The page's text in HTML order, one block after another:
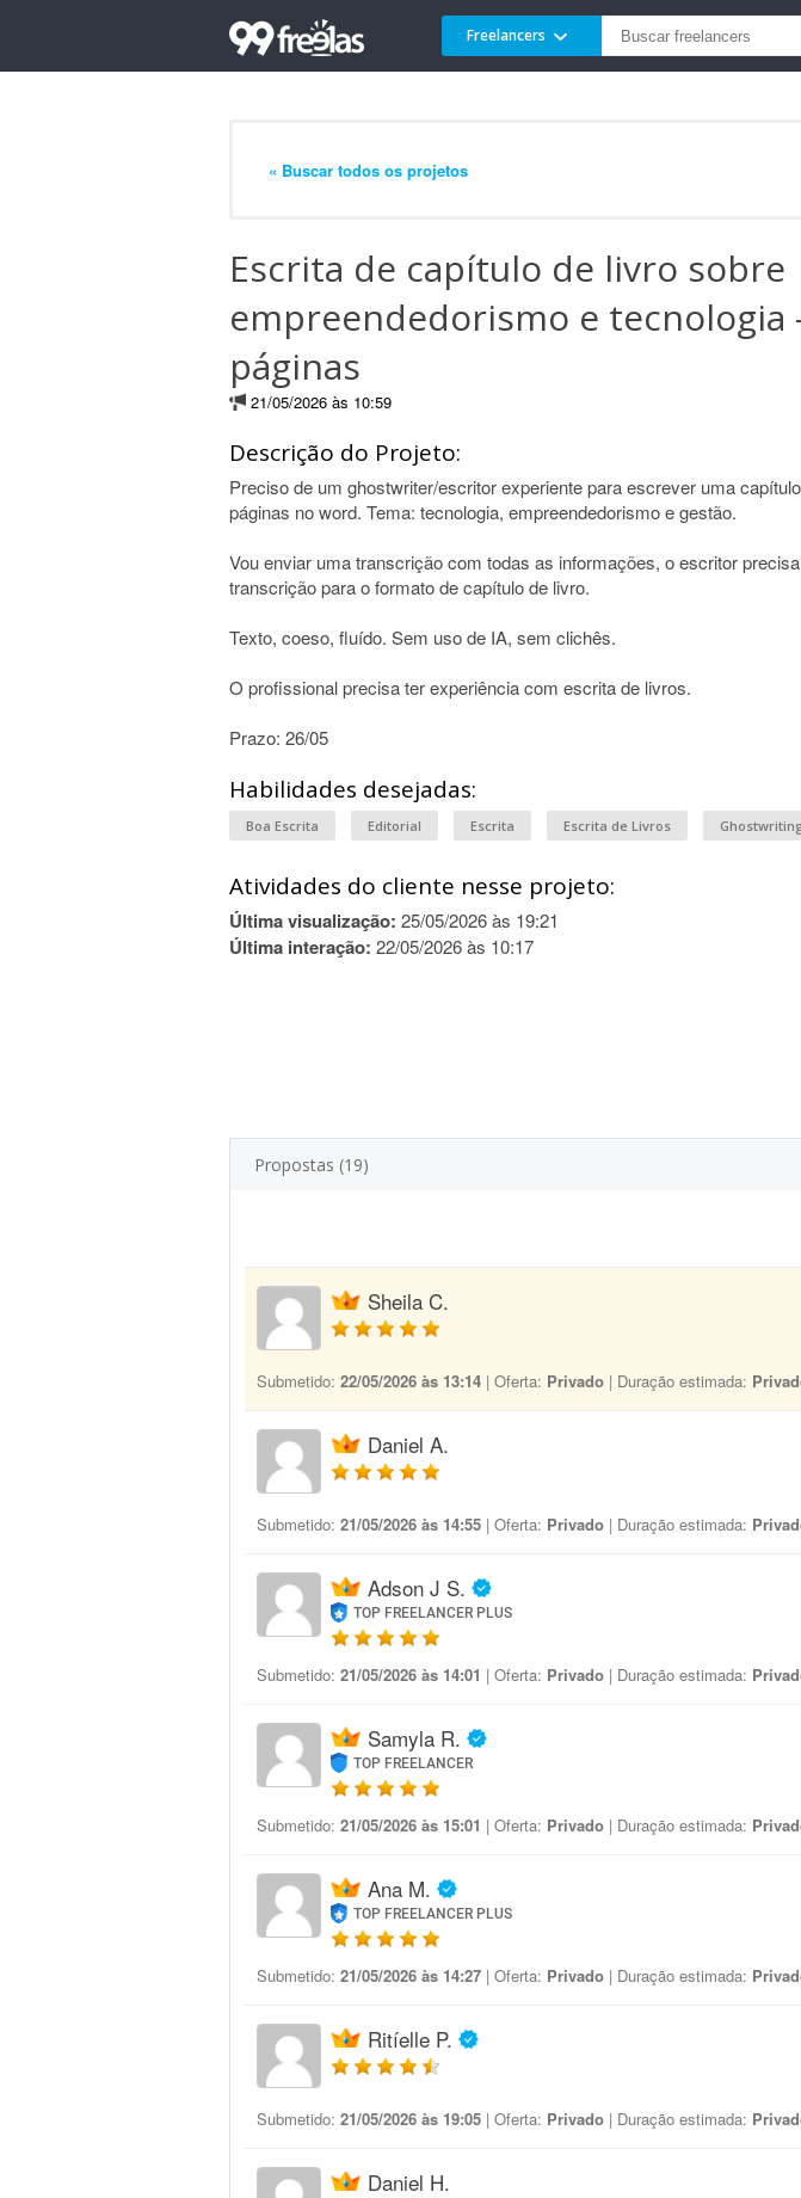
Freelancers
« Buscar todos os projetos
Escrita de capítulo de livro sobre
empreendedorismo e tecnologia
páginas
21/05/2026 às 10:59
Descrição do Projeto:
Preciso de um ghostwriter/escritor experiente para escrever uma
páginas no word. Tema: tecnologia, empreendedorismo e gestão.
Vou enviar uma transcrição com todas as informações, o escritor
transcrição para o formato de capítulo de livro.
Texto, coeso, fluído. Sem uso de IA, sem clichês.
O profissional precisa ter experiência com escrita de livros.
Prazo: 26/05
Habilidades desejadas:
Boa Escrita Editorial Escrita Escrita de Livros
Atividades do cliente nesse projeto:
Última visualização: 25/05/2026 às 19:21
Última interação: 22/05/2026 às 10:17
Propostas (19)
Sheila C.
Submetido: 22/05/2026 às 13:14 | Oferta: Privado | Duração estimada:
Daniel A.
Submetido: 21/05/2026 às 14:55 | Oferta: Privado | Duração estimada:
Adson J S.
TOP FREELANCER PLUS
Submetido: 21/05/2026 às 14:01 | Oferta: Privado | Duração estimada:
Samyla R.
TOP FREELANCER
Submetido: 21/05/2026 às 15:01 | Oferta: Privado | Duração estimada:
Ana M.
TOP FREELANCER PLUS
Submetido: 21/05/2026 às 14:27 | Oferta: Privado | Duração estimada:
Ritíelle P.
Submetido: 21/05/2026 às 19:05 | Oferta: Privado | Duração estimada:
Daniel H.